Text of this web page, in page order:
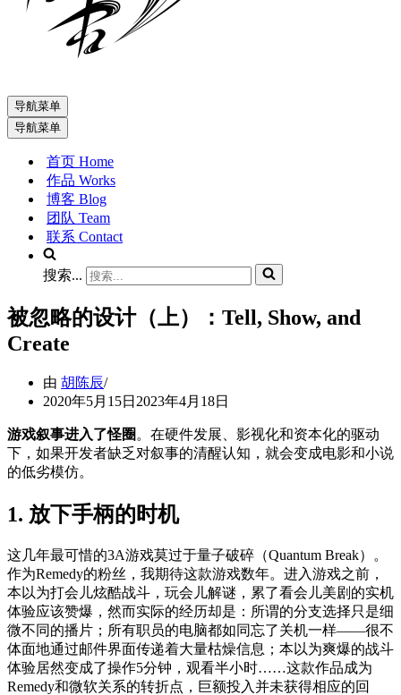
导航菜单
导航菜单
首页 Home
作品 Works
博客 Blog
团队 Team
联系 Contact
搜索...
被忽略的设计（上）：Tell, Show, and
Create
由 胡陈辰
2020年5月15日 2023年4月18日
游戏叙事进入了怪圈 。在硬件发展、影视化和资本化的驱动
下，如果开发者缺乏对叙事的清醒认知，就会变成电影和小说
的低劣模仿。
1. 放下手柄的时机
这几年最可惜的3A游戏莫过于量子破碎（Quantum Break）。
作为Remedy的粉丝，我期待这款游戏数年。进入游戏之前，
本以为打会儿炫酷战斗，玩会儿解谜，累了看会儿美剧的实机
体验应该赞爆，然而实际的经历却是：所谓的分支选择只是细
微不同的播片；所有职员的电脑都如同忘了关机一样——很不
体面地通过邮件界面传递着大量枯燥信息；本以为爽爆的战斗
体验居然变成了操作5分钟，观看半小时……这款作品成为
Remedy和微软关系的转折点，巨额投入并未获得相应的回